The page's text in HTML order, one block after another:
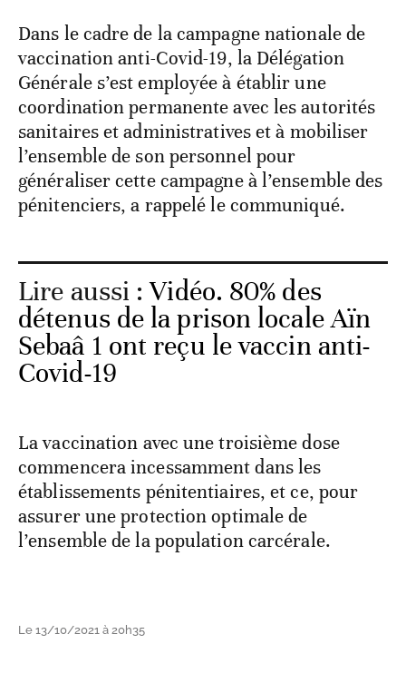
Dans le cadre de la campagne nationale de
vaccination anti-Covid-19, la Délégation
Générale s’est employée à établir une
coordination permanente avec les autorités
sanitaires et administratives et à mobiliser
l’ensemble de son personnel pour
généraliser cette campagne à l’ensemble des
pénitenciers, a rappelé le communiqué.
Lire aussi :Vidéo. 80% des
détenus de la prison locale Aïn
Sebaâ 1 ont reçu le vaccin anti-
Covid-19
La vaccination avec une troisième dose
commencera incessamment dans les
établissements pénitentiaires, et ce, pour
assurer une protection optimale de
l’ensemble de la population carcérale.
Le 13/10/2021 à 20h35